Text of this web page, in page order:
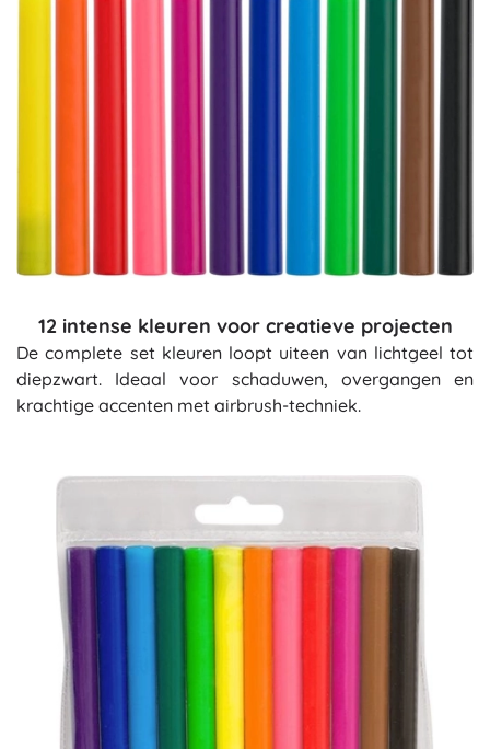
12 intense kleuren voor creatieve projecten
De complete set kleuren loopt uiteen van lichtgeel tot
diepzwart. Ideaal voor schaduwen, overgangen en
krachtige accenten met airbrush-techniek.